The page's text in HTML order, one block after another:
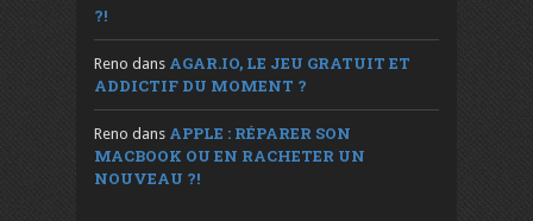
?!
Reno dans AGAR.IO, LE JEU GRATUIT ET
ADDICTIF DU MOMENT ?
Reno dans APPLE : RÉPARER SON
MACBOOK OU EN RACHETER UN
NOUVEAU ?!